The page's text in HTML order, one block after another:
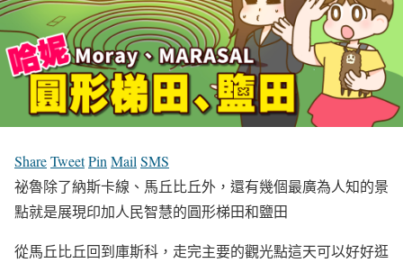
ShareTweetPin Mail SMS
祕魯除了納斯卡線、馬丘比丘外，還有幾個最廣為人知的景
點就是展現印加人民智慧的圓形梯田和鹽田
從馬丘比丘回到庫斯科，走完主要的觀光點這天可以好好逛